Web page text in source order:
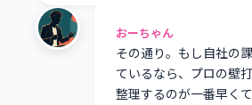
おーちゃん
その通り。もし自社の
ているなら、プロの壁
整理するのが一番早く